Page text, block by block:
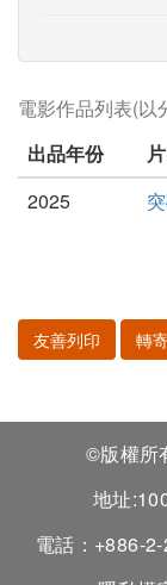
電影作品列表(以
出品年份
2025
友善列印 轉
©版權所
地址
電話：+886-